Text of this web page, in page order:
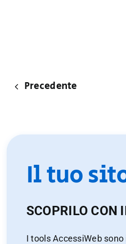
Precedente
Il tuo
SCOPRILO CON
I tools AccessiWeb